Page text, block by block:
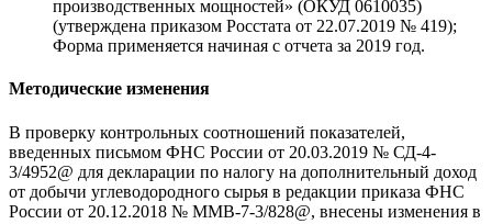
производственных мощностей» (ОКУД 0610035)
(утверждена приказом Росстата от 22.07.2019 № 419);
Форма применяется начиная с отчета за 2019 год.
Методические изменения
В проверку контрольных соотношений показателей,
введенных письмом ФНС России от 20.03.2019 № СД-4-
3/4952@ для декларации по налогу на дополнительный доход
от добычи углеводородного сырья в редакции приказа ФНС
России от 20.12.2018 № ММВ-7-3/828@, внесены изменения в